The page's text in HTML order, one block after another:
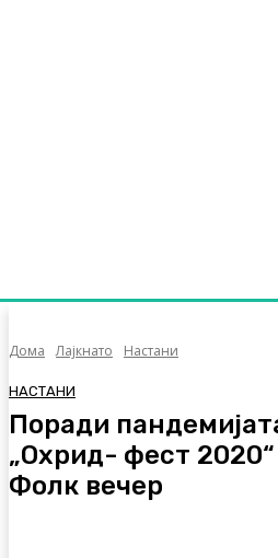
Дома Лајкнато Настани
НАСТАНИ
Поради
„Охрид- фест
Фолк вечер